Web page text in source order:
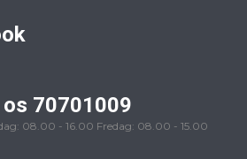
70701009
08.00 - 16.00 Fredag: 08.00 - 15.00